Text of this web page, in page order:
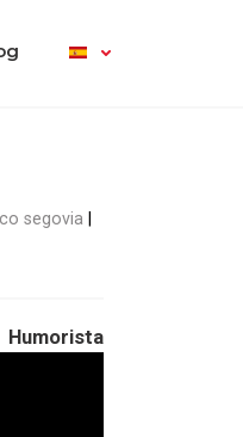
segovia
Humorista